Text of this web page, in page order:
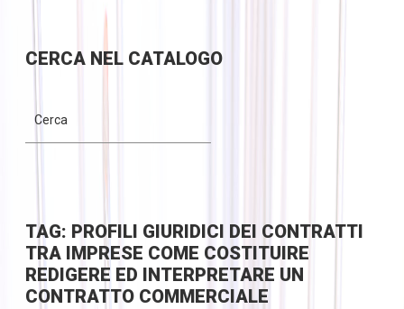
CERCANEL CATALOGO
TAG: PROFILI GIURIDICI DEI CONTRATTI
TRA IMPRESE COME COSTITUIRE
REDIGERE ED INTERPRETARE UN
CONTRATTO COMMERCIALE